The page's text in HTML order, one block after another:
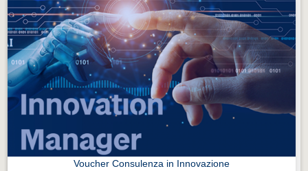
Voucher Consulenza in Innovazione